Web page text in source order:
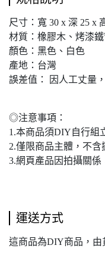
尺寸：寬 30 x 深 25 x
材質：橡膠木、烤漆鐵
顏色：黑色、白色
產地：台灣
誤差值： 因人工丈量
◎注意事項：
1.本商品須DIY自行組
2.僅限商品主體，不含
3.網頁產品因拍攝關
運送方式
這商品為DIY商品，由